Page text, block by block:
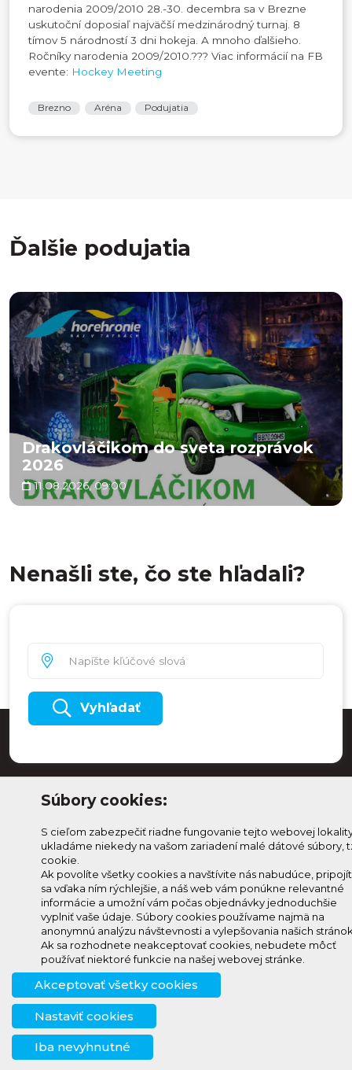
narodenia 2009/2010 28.-30. decembra sa v Brezne
uskutoční doposiaľ najväčší medzinárodný turnaj. 8
tímov 5 národností 3 dni hokeja. A mnoho ďalšieho.
Ročníky narodenia 2009/2010.?️??️ Viac informácií na FB
evente: Hockey Meeting
Brezno Aréna Podujatia
Ďalšie podujatia
Drakovláčikom do sveta rozprávok
2026
11.08.2026, 09:00
Nenašli ste, čo ste hľadali?
Vyhľadať
info@knh.sk
+421 903
294 997
Prihlásenie
Zmeniť
nastavenie
cookies
Odoberaj Kam na
Horehroní
Prihlás sa na odber a
dostávaj novinky ako prvý
© 2024 - 2026, created by
Súbory cookies:
S cieľom zabezpečiť riadne fungovanie tejto webovej
ukladáme niekedy na vašom zariadení malé dátové súbory,
cookie.
Ak povolíte všetky cookies a navštívite nás nabudúce,
sa vďaka ním rýchlejšie, a náš web vám ponúkne relevantné
informácie a umožní vám počas objednávky jednoduchšie
vyplniť vaše údaje. Súbory cookies používame najmä na
anonymnú analýzu návštevnosti a vylepšovania našich
Ak sa rozhodnete neakceptovať cookies, nebudete môcť
používať niektoré funkcie na našej webovej stránke.
Akceptovať všetky cookies
Nastaviť cookies
Iba nevyhnutné